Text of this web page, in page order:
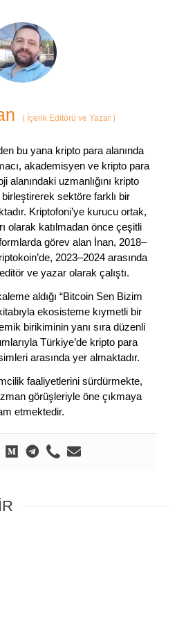
( İçerik Editörü ve Yazar )
bu yana kripto para alanında
akademisyen ve kripto para
alanındaki uzmanlığını kripto
sektöre farklı bir
Kriptofoni’ye kurucu ortak,
olarak katılmadan önce çeşitli
görev alan İnan, 2018–
2023–2024 arasında
ve yazar olarak çalıştı.
aldığı “Bitcoin Sen Bizim
ekosisteme kıymetli bir
birikiminin yanı sıra düzenli
Türkiye’de kripto para
arasında yer almaktadır.
faaliyetlerini sürdürmekte,
görüşleriyle öne çıkmaya
etmektedir.